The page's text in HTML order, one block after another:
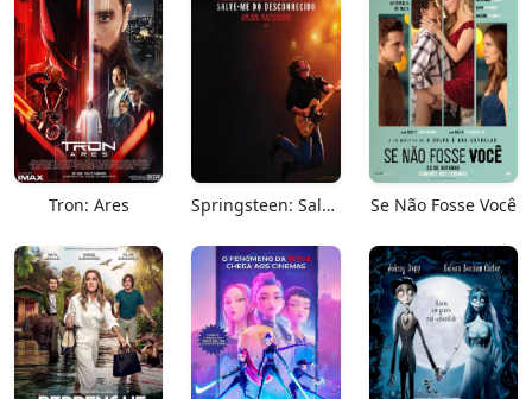
Tron: Ares Springsteen: Salve-me Do Desconhecido Se Não Fosse Você